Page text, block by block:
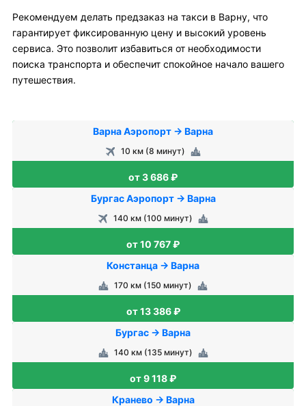
Рекомендуем делать предзаказ на такси в Варну, что
гарантирует фиксированную цену и высокий уровень
сервиса. Это позволит избавиться от необходимости
поиска транспорта и обеспечит спокойное начало вашего
путешествия.
Варна Аэропорт → Варна
10 км (8 минут)
от 3 686 ₽
Бургас Аэропорт → Варна
140 км (100 минут)
от 10 767 ₽
Констанца → Варна
170 км (150 минут)
от 13 386 ₽
Бургас → Варна
140 км (135 минут)
от 9 118 ₽
Кранево → Варна